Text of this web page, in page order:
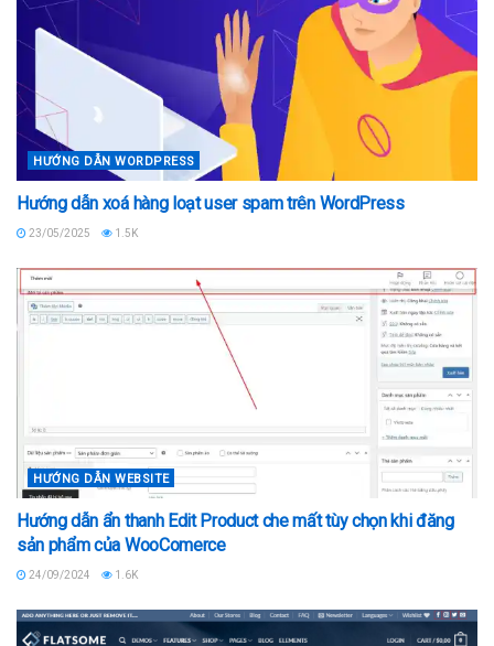
HƯỚNG DẪN WORDPRESS
Hướng dẫn xoá hàng loạt user spam trên WordPress
23/05/2025 1.5K
HƯỚNG DẪN WEBSITE
Hướng dẫn ẩn thanh Edit Product che mất tùy chọn khi đăng
sản phẩm của WooComerce
24/09/2024 1.6K